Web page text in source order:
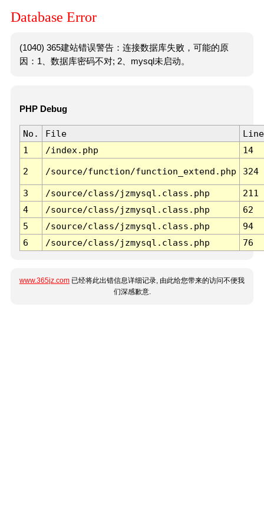
Database Error
(1040) 365建站错误警告：连接数据库失败，可能的原
因：1、数据库密码不对; 2、mysql未启动。
PHP Debug
No. File
Line
1
/index.php 14
2 /source/function/function_extend.php 324
3 /source/class/jzmysql.class.php
211
4
/source/class/jzmysql.class.php
62
5
/source/class/jzmysql.class.php
94
6
/source/class/jzmysql.class.php 76
www.365jz.com 已经将此出错信息详细记录, 由此给您带来的访问不便我
们深感歉意.